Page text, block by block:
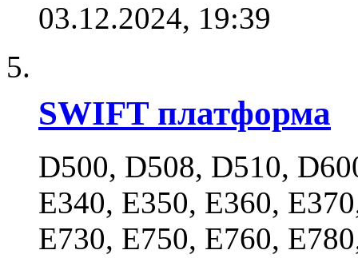
03.12.2024, 19:39
SWIFT платформа
D500, D508, D510,
E340, E350, E360,
E730, E750, E760,